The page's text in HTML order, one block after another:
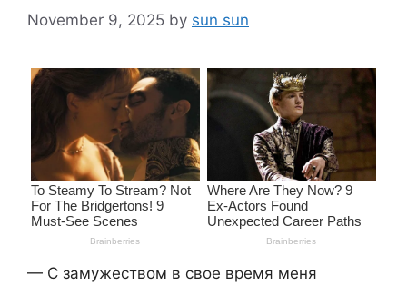
November 9, 2025 by sun sun
— С замужеством в свое время меня